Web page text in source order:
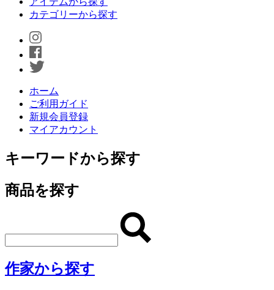
カテゴリーから探す
ホーム
ご利用ガイド
新規会員登録
マイアカウント
キーワードから探す
商品を探す
作家から探す